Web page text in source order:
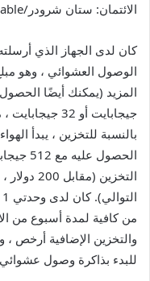
الائتمان: ستان شرودر/mashable
الوصول العشوائي ، وهو
من كافية لمدة أسبوع من
والتخزين الإضافية أرخص ،
للبدء بذاكرة وصول عشوائي 8 جيجابايت ، من الصعب الشكوى هنا.